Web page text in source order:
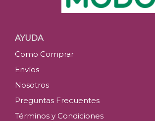
AYUDA
Como Comprar
Envíos
Nosotros
Preguntas Frecuentes
Términos y Condiciones